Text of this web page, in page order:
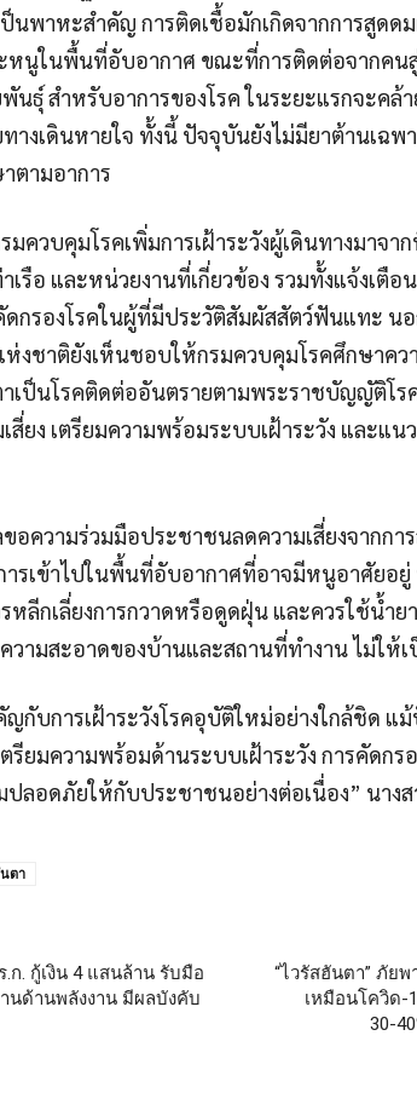
นพาหะสำคัญ การติดเชื้อมักเกิดจากการสูดด
หนูในพื้นที่อับอากาศ ขณะที่การติดต่อจากค
นธุ์ สำหรับอาการของโรค ในระยะแรกจะคล้
างเดินหายใจ ทั้งนี้ ปัจจุบันยังไม่มียาต้านเฉ
ตามอาการ
มควบคุมโรคเพิ่มการเฝ้าระวังผู้เดินทางมาจ
เรือ และหน่วยงานที่เกี่ยวข้อง รวมทั้งแจ้งเตื
ดกรองโรคในผู้ที่มีประวัติสัมผัสสัตว์ฟันแทะ
ห่งชาติยังเห็นชอบให้กรมควบคุมโรคศึกษาคว
าเป็นโรคติดต่ออันตรายตามพระราชบัญญัติโ
สี่ยง เตรียมความพร้อมระบบเฝ้าระวัง และแ
อความร่วมมือประชาชนลดความเสี่ยงจากก
ารเข้าไปในพื้นที่อับอากาศที่อาจมีหนูอาศัยอ
หลีกเลี่ยงการกวาดหรือดูดฝุ่น และควรใช้น้ำ
วามสะอาดของบ้านและสถานที่ทำงาน ไม่ให้
ญกับการเฝ้าระวังโรคอุบัติใหม่อย่างใกล้ชิด แ
รียมความพร้อมด้านระบบเฝ้าระวัง การคัดกร
ลอดภัยให้กับประชาชนอย่างต่อเนื่อง” นางส
ตา
ก. กู้เงิน 4 แสนล้าน รับมือ
นด้านพลังงาน มีผลบังคับ
“ไวรัสฮันตา” ภัย
เหมือนโควิด-
30-